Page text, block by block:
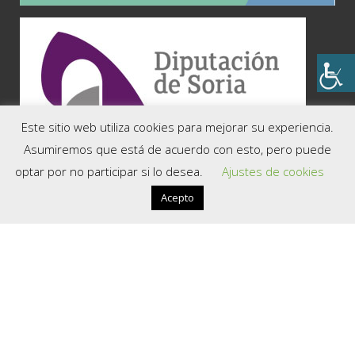
Soria, la Capital
Este sitio web utiliza cookies para mejorar su experiencia.
Asumiremos que está de acuerdo con esto, pero puede
optar por no participar si lo desea.
Ajustes de cookies
Acepto